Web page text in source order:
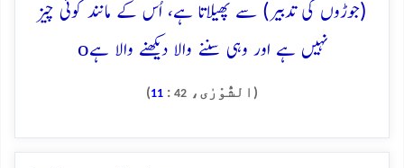
(جوڑوں کی تدبیر) سے پھیلاتا ہے، اُس کے مانند کوئی چیز
نہیں ہے اور وہی سننے والا دیکھنے والا ہےo
(الشُّوْرٰی، 42
:
11
)